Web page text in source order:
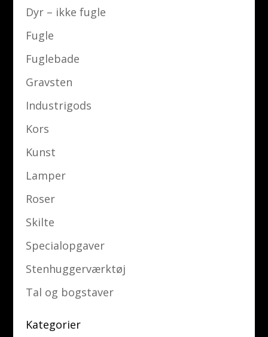
Dyr – ikke fugle
Fugle
Fuglebade
Gravsten
Industrigods
Kors
Kunst
Lamper
Roser
Skilte
Specialopgaver
Stenhuggerværktøj
Tal og bogstaver
Kategorier